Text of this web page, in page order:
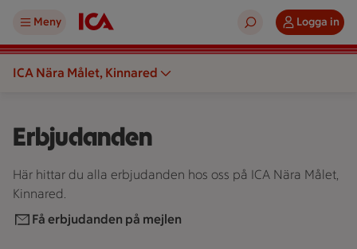
Meny Logga in
ICA Nära Målet, Kinnared
Erbjudanden
Här hittar du alla erbjudanden hos oss på ICA Nära Målet,
Kinnared.
Få erbjudanden på mejlen